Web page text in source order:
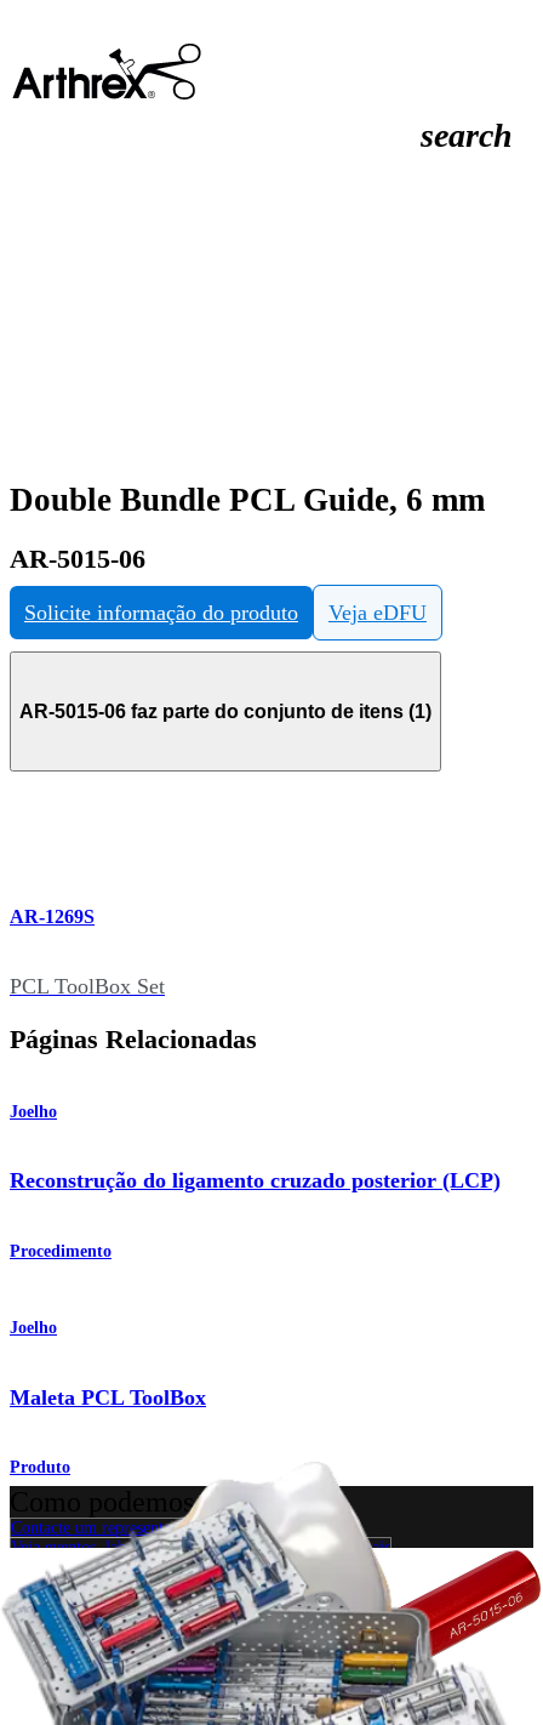
search
Double Bundle PCL Guide, 6 mm
AR-5015-06
Solicite informação do produto Veja eDFU
AR-5015-06 faz parte do conjunto de itens (1)
AR-1269S
PCL ToolBox Set
Páginas Relacionadas
Joelho
Reconstrução do ligamento cruzado posterior (LCP)
Procedimento
Joelho
Maleta PCL ToolBox
Produto
Como podemos ajudar?
Contacte um representante
Veja eventos, laboratórios e oportunidades educacionais
Inscreva-se para receber: O que há de novo na Arthrex?
Conecte-se conosco
Procedimento